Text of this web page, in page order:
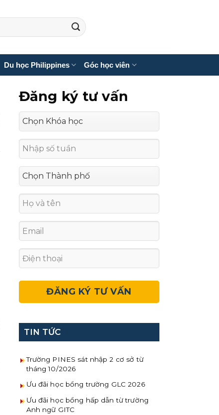
Du học Philippines Góc học viên
Đăng ký tư vấn
TIN TỨC
Trường PINES sát nhập 2 cơ sở từ
tháng 10/2026
Ưu đãi học bổng trường GLC 2026
Ưu đãi học bổng hấp dẫn từ trường
Anh ngữ GITC